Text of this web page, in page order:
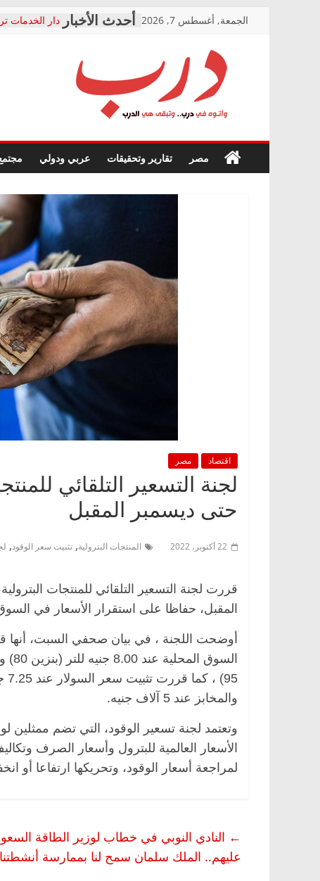
الجمعة, أغسطس 7, 2026
دار الخدمات
معاناة
فرحات
حزب
صور .. اعتماد
الوزاري
إنشاء المبنى
متابعة قضية
قرينة البراءة
حق أصيل
درب
في
درب..
مصر تقارير وتحقيقات عربي ودولي
اقتصاد مصر
لجنة التسعير التلقائي
حتى ديسمبر المقبل
22 أكتوبر، 2022 المنتجات البترولية, تثبيت سعر الوقود,
قررت لجنة التسعير التلقائي للمنتجات
المقبل، حفاظا على استقرار الأسعار في
أوضحت اللجنة ، في بيان صحفي السبت، أنها
والمخابز عند 5 آلاف جنيه.
وتعتمد لجنة تسعير الوقود، التي تضم ممثلين
الأسعار العالمية للبترول وأسعار الصرف
لمراجعة أسعار الوقود، وتحريكها ارتفاعا أو انخفاضا بنسبة
←
عليهم.. الملك سلمان سمح لنا بممارسة أنشطتنا